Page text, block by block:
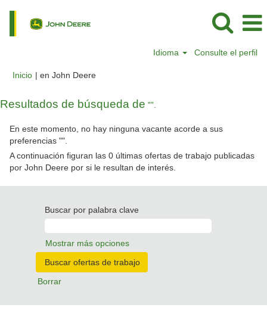
Idioma Consulte el perfil
Inicio | en John Deere(página
Resultados de búsqueda de "".
En este momento, no hay ninguna vacante acorde a sus
preferencias "".
A continuación figuran las 0 últimas ofertas de trabajo publicadas
por John Deere por si le resultan de interés.
Buscar por palabra clave
Mostrar más opciones
Borrar